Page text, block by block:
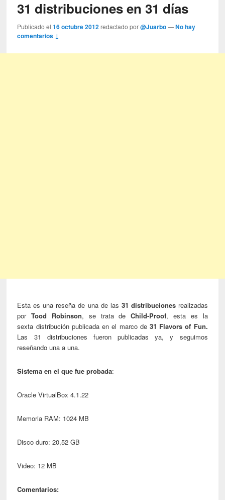
31 distribuciones en 31 días
Publicado el16 octubre 2012 redactado por@Juarbo —No hay
comentarios ↓
Esta es una reseña de una de las 31 distribucionesrealizadas
porTood Robinson, se trata deChild-Proof, esta es la
sexta distribución publicada en el marco de 31 Flavors of Fun.
Las 31 distribuciones fueron publicadas ya, y seguimos
reseñando una a una.
Sistema en el que fue probada:
Oracle VirtualBox 4.1.22
Memoria RAM: 1024 MB
Disco duro: 20,52 GB
Video: 12 MB
Comentarios: